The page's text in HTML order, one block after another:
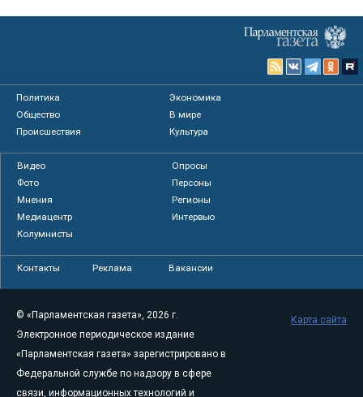
Политика
Экономика
Общество
В мире
Происшествия
Культура
Видео
Опросы
Фото
Персоны
Мнения
Регионы
Медиацентр
Интервью
Колумнисты
Контакты Реклама Вакансии
© «Парламентская газета», 2026 г.
Электронное периодическое издание
«Парламентская газета» зарегистрировано в
Федеральной службе по надзору в сфере
связи, информационных технологий и
Карта сайта